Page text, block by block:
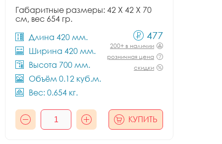
Габаритные размеры: 42 X 42 X 70
см, вес 654 гр.
Длина 420 мм.
Ширина 420 мм.
Высота 700 мм.
Объём 0.12 куб.м.
Вес: 0.654 кг.
477
200+ в наличии
розничная цена
скидки
КУПИТЬ